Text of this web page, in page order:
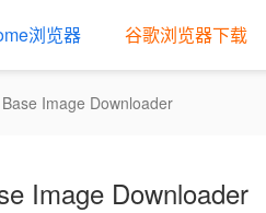
浏览器 谷歌浏览器下载
Base Image Downloader
Image Downloader